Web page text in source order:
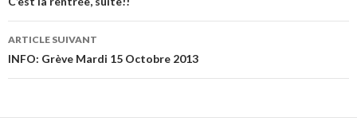
Navigation
des
articles
ARTICLE SUIVANT
INFO: Grève Mardi 15 Octobre 2013